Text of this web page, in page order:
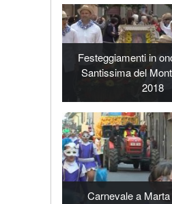
Festeggiamenti in
Santissima del
2018
Carnevale a